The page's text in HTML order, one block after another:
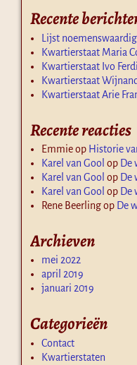
Recente
Lijst
Kwartierstaat Maria
Kwartierstaat Ivo
Kwartierstaat
Kwartierstaat Arie
Recente reacties
Emmieop Historie
Karel van Gool op De
Karel van Gool op De
Karel van Gool op De
Rene Beerlingop De
Archieven
mei 2022
april 2019
januari 2019
Categorieën
Contact
Kwartierstaten